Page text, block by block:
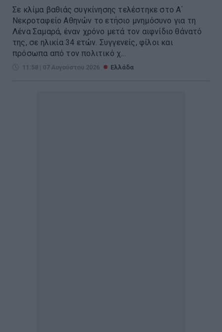
Σε κλίμα βαθιάς συγκίνησης τελέστηκε στο Α΄
Νεκροταφείο Αθηνών το ετήσιο μνημόσυνο για τη
Λένα Σαμαρά, έναν χρόνο μετά τον αιφνίδιο θάνατό
της, σε ηλικία 34 ετών. Συγγενείς, φίλοι και
πρόσωπα από τον πολιτικό χ...
11:58 | 07 Αυγούστου 2026 Ελλάδα